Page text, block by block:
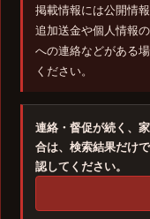
掲載情報には公開情
追加送金や個人情報
への連絡などがある
ください。
連絡・督促が続く、
合は、検索結果だけ
認してください。